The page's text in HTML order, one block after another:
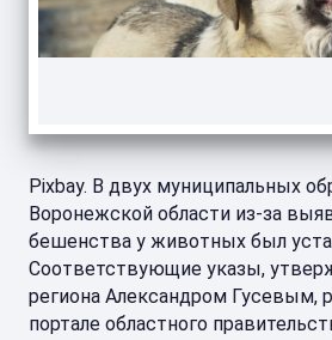
Pixbay. В двух муниципальных
Воронежской области из-за
бешенства у животных был
Соответствующие указы,
региона Александром Гусевым,
портале областного